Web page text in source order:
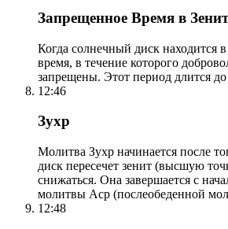
Запрещенное Время в
Когда солнечный диск находится в
время, в течение которого
запрещены. Этот период длится до
12:46
Зухр
Молитва Зухр начинается после
диск пересечет зенит (высшую
снижаться. Она завершается с
молитвы Аср (послеобеденной
12:48